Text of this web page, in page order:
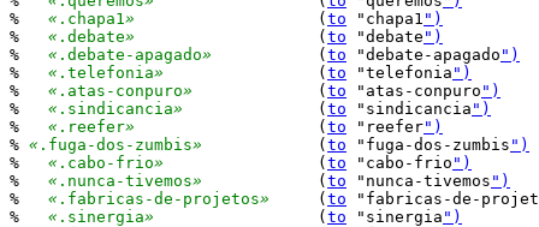
% « .chapa1»
			(
to "chapa1 ")
% « .debate»
			(
to "debate ")
% « .debate-apagado»
		(
to "debate-apagado ")
% « .telefonia»
		(
to "telefonia ")
% « .atas-conpuro»
		(
to "atas-conpuro ")
% « .sindicancia»
		(
to "sindicancia ")
% « .reefer»
			(
to "reefer")
% « .fuga-dos-zumbis»
		(
to "fuga-dos-zumbis ")
% « .cabo-frio»
		(
to "cabo-frio ")
% « .nunca-tivemos»
		(
to "nunca-tivemos ")
% « .fabricas-de-projetos»
	(
to "fabricas-de-
% « .sinergia»
			(
to "sinergia ")